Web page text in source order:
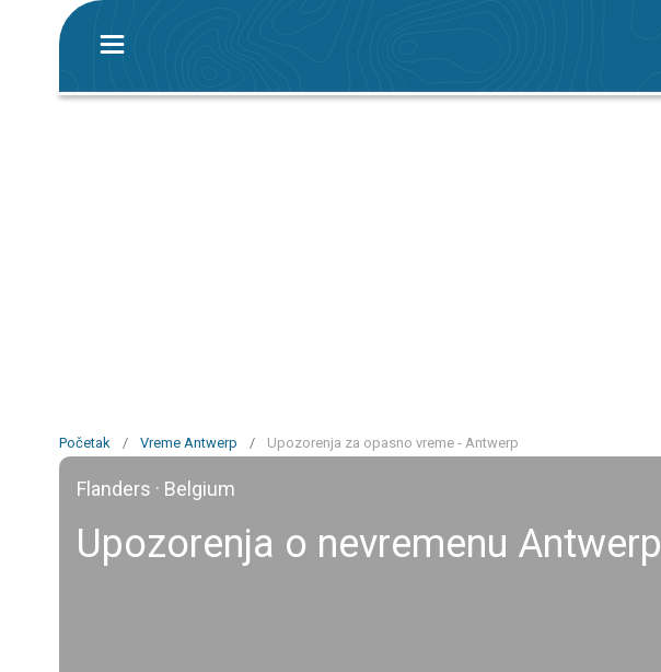
Početak / Vreme Antwerp / Upozorenja za opasno vreme - Antwerp
Flanders · Belgium
Upozorenja o nevremenu Antwerp